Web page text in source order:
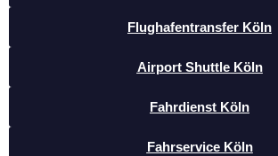
Flughafentransfer Köln
Airport Shuttle Köln
Fahrdienst Köln
Fahrservice Köln